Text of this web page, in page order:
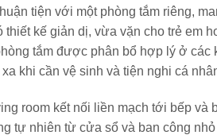
tiện với một phòng tắm riêng,
kế giản dị, vừa vặn cho trẻ em
tắm được phân bổ hợp lý ở các
khi cần vệ sinh và tiện nghi cá
room kết nối liền mạch tới bếp và
tự nhiên từ cửa sổ và ban công